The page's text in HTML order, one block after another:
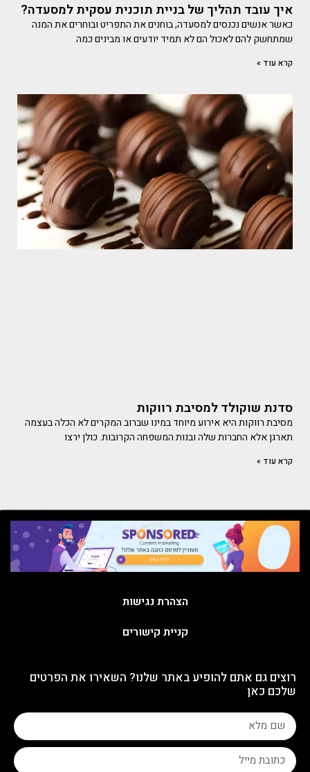
איך עובד תהליך של בניית תוכנית עסקית למסעדה?
כאשר אנשים נכנסים למסעדה, בוחנים את התפריט ובוחרים את המנה
שמתחשק להם לאכול הם לא תמיד יודעים או מבינים כמה
קרא עוד »
סדנת שוקולד למסיבת רווקות
מסיבת רווקות היא אירוע מיוחד במינו שברוב המקרים לא הכלה בעצמה
תארגן אלא החברות שלה ובנות המשפחה הקרובות. כולן ירצו
קרא עוד »
הצהרת נגישות
קניית קישורים
רוצים גם אתם להופיע באתר שלנו? השאירו את הפרטים
שלכם כאן